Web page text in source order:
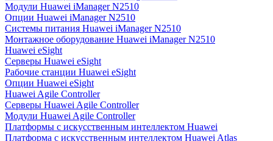
Модули Huawei iManager N2510
Опции Huawei iManager N2510
Системы питания Huawei iManager N2510
Монтажное оборудование Huawei iManager N2510
Huawei eSight
Серверы Huawei eSight
Рабочие станции Huawei eSight
Опции Huawei eSight
Huawei Agile Controller
Серверы Huawei Agile Controller
Модули Huawei Agile Controller
Платформы с искусственным интеллектом Huawei
Платформа с искусственным интеллектом Huawei Atlas